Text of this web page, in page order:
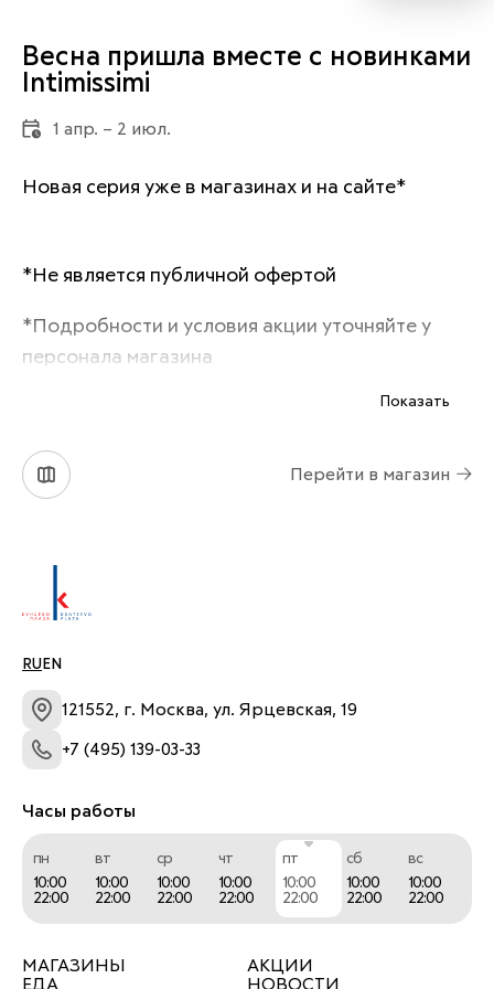
Весна пришла вместе с новинками​
Intimissimi
1 апр. – 2 июл.
Новая серия уже в магазинах и на сайте*
*Не является публичной офертой
*Подробности и условия акции уточняйте у
персонала магазина
Показать
Перейти в магазин
RU EN
121552, г. Москва, ул. Ярцевская, 19
+7 (495) 139-03-33
Часы работы
пн
10:00
22:00
вт
10:00
22:00
ср
10:00
22:00
чт
10:00
22:00
пт
10:00
22:00
сб
10:00
22:00
вс
10:00
22:00
МАГАЗИНЫ
ЕДА
АКЦИИ
НОВОСТИ